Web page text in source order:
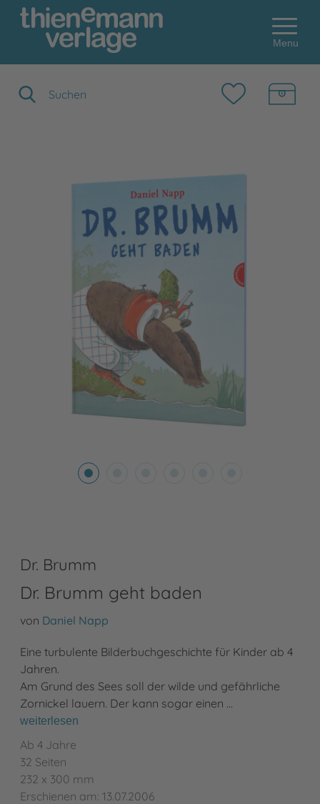
Menu
Dr. Brumm
Dr. Brumm geht baden
von Daniel Napp
Eine turbulente Bilderbuchgeschichte für Kinder ab 4
Jahren.
Am Grund des Sees soll der wilde und gefährliche
Zornickel lauern. Der kann sogar einen …
weiterlesen
Ab 4 Jahre
32 Seiten
232 x 300 mm
Erschienen am: 13.07.2006